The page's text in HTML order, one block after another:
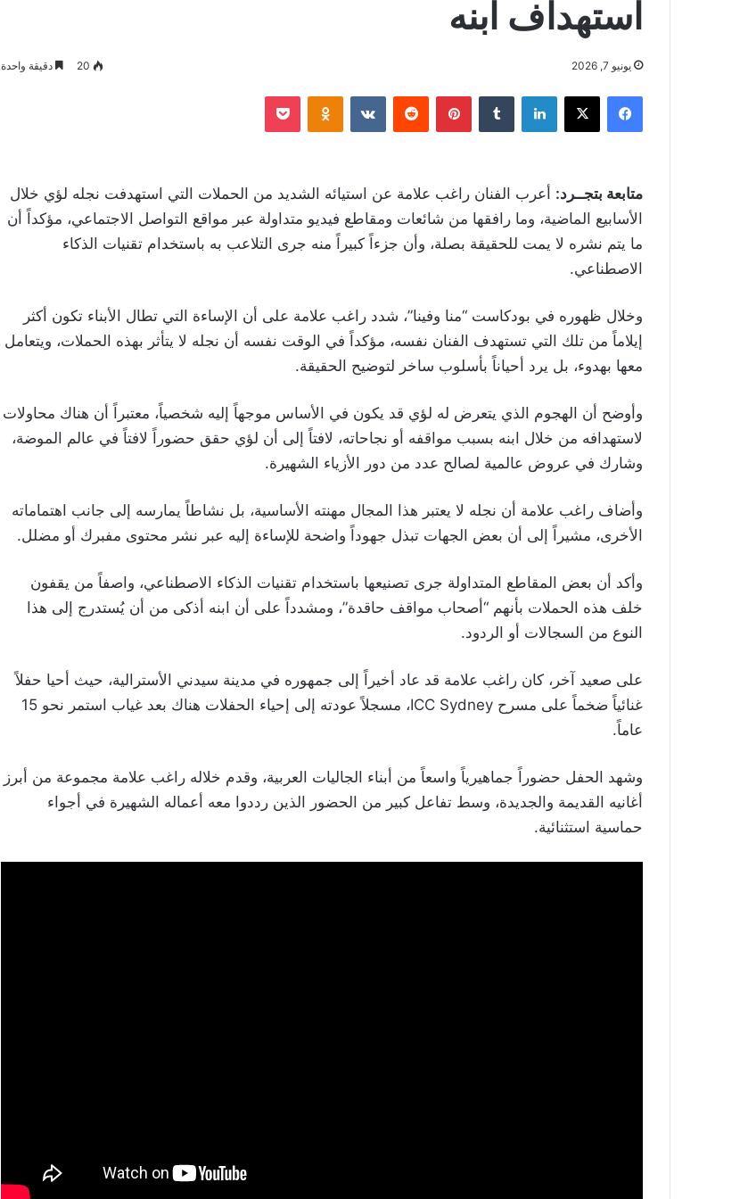
استهداف ابنه
يونيو 7, 2026 20 دقيقة واحدة
فيسبوك ‫X لينكدإن بينتيريست Odnoklassniki
‫Pocket
متابعة بتجــرد: أعرب الفنان راغب علامة عن استيائه الشديد من الحملات التي استهدفت نجله لؤي خلال
الأسابيع الماضية، وما رافقها من شائعات ومقاطع فيديو متداولة عبر مواقع التواصل الاجتماعي، مؤكداً أن
ما يتم نشره لا يمت للحقيقة بصلة، وأن جزءاً كبيراً منه جرى التلاعب به باستخدام تقنيات الذكاء
الاصطناعي.
وخلال ظهوره في بودكاست “منا وفينا”، شدد راغب علامة على أن الإساءة التي تطال الأبناء تكون أكثر
إيلاماً من تلك التي تستهدف الفنان نفسه، مؤكداً في الوقت نفسه أن نجله لا يتأثر بهذه الحملات، ويتعامل
معها بهدوء، بل يرد أحياناً بأسلوب ساخر لتوضيح الحقيقة.
وأوضح أن الهجوم الذي يتعرض له لؤي قد يكون في الأساس موجهاً إليه شخصياً، معتبراً أن هناك محاولات
لاستهدافه من خلال ابنه بسبب مواقفه أو نجاحاته، لافتاً إلى أن لؤي حقق حضوراً لافتاً في عالم الموضة،
وشارك في عروض عالمية لصالح عدد من دور الأزياء الشهيرة.
وأضاف راغب علامة أن نجله لا يعتبر هذا المجال مهنته الأساسية، بل نشاطاً يمارسه إلى جانب اهتماماته
الأخرى، مشيراً إلى أن بعض الجهات تبذل جهوداً واضحة للإساءة إليه عبر نشر محتوى مفبرك أو مضلل.
وأكد أن بعض المقاطع المتداولة جرى تصنيعها باستخدام تقنيات الذكاء الاصطناعي، واصفاً من يقفون
خلف هذه الحملات بأنهم “أصحاب مواقف حاقدة”، ومشدداً على أن ابنه أذكى من أن يُستدرج إلى هذا
النوع من السجالات أو الردود.
على صعيد آخر، كان راغب علامة قد عاد أخيراً إلى جمهوره في مدينة سيدني الأسترالية، حيث أحيا حفلاً
غنائياً ضخماً على مسرح ICC Sydney، مسجلاً عودته إلى إحياء الحفلات هناك بعد غياب استمر نحو 15
عاماً.
وشهد الحفل حضوراً جماهيرياً واسعاً من أبناء الجاليات العربية، وقدم خلاله راغب علامة مجموعة من أبرز
أغانيه القديمة والجديدة، وسط تفاعل كبير من الحضور الذين رددوا معه أعماله الشهيرة في أجواء
حماسية استثنائية.